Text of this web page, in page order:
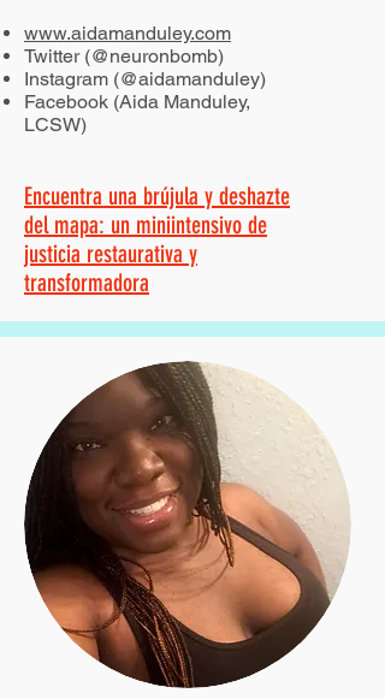
www.aidamanduley.com
Twitter (@neuronbomb)
Instagram (@aidamanduley)
Facebook (Aida Manduley,
LCSW)
Encuentra una brújula y deshazte
del mapa: un miniintensivo de
justicia restaurativa y
transformadora